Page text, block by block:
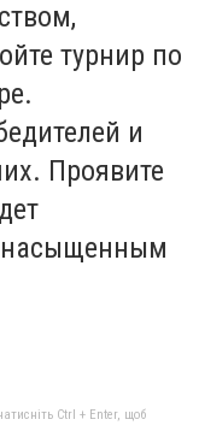
турнир по
и
Проявите
Ctrl + Enter, щоб